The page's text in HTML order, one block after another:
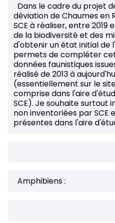
Dans le cadre du projet
déviation de Chaumes en
SCE à réaliser, entre 2019
de la biodiversité et des
d'obtenir un état initial de
permets de compléter
données faunistiques
réalisé de 2013 à
(essentiellement sur le
comprise dans l'aire
SCE). Je souhaite surtout
non inventoriées par SCE
présentes dans l'aire
Amphibiens :